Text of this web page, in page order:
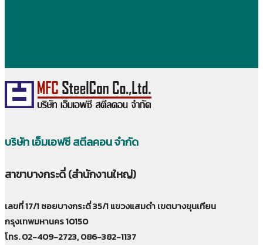
บริษัท เอ็มเอฟซี สตีลคอน จำกัด
สาขาบางกระดี่ (สำนักงานใหญ่)
เลขที่ 17/1 ซอยบางกระดี่ 35/1 แขวงแสมดำ เขตบางขุนเทียน
กรุงเทพมหานคร 10150
โทร. 02-409-2723, 086-382-1137